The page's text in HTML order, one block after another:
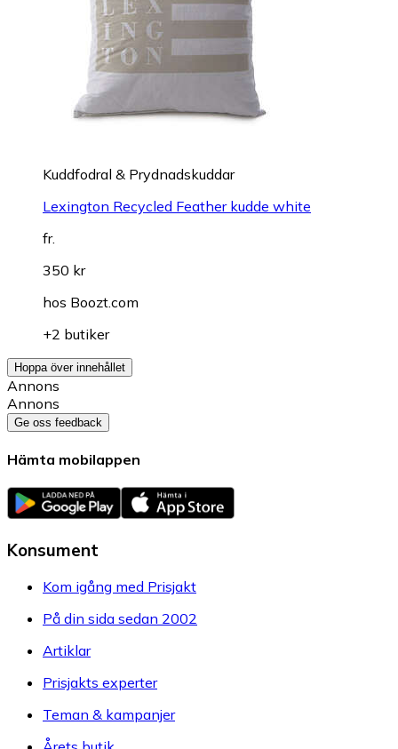
Kuddfodral & Prydnadskuddar
Lexington Recycled Feather kudde white
fr.
350 kr
hos Boozt.com
+2 butiker
Hoppa över innehållet
Annons
Annons
Ge oss feedback
Hämta mobilappen
Konsument
Kom igång med Prisjakt
På din sida sedan 2002
Artiklar
Prisjakts experter
Teman & kampanjer